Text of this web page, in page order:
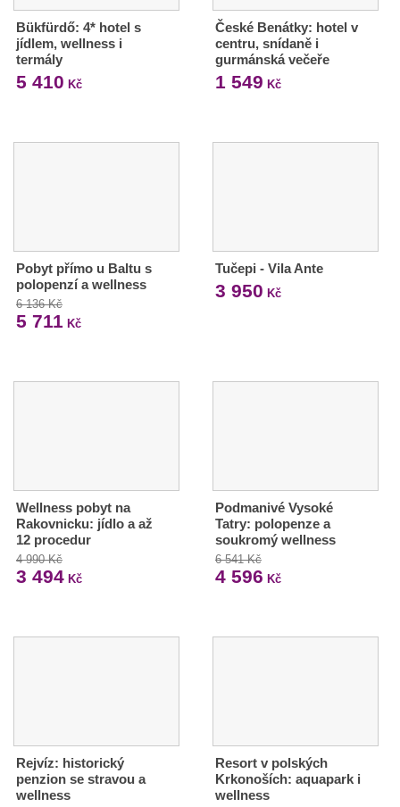
Bükfürdő: 4* hotel s
jídlem, wellness i
termály
5 410 Kč
České Benátky: hotel v
centru, snídaně i
gurmánská večeře
1 549 Kč
Pobyt přímo u Baltu s
polopenzí a wellness
6 136 Kč
5 711 Kč
Tučepi - Vila Ante
3 950 Kč
Wellness pobyt na
Rakovnicku: jídlo a až
12 procedur
4 990 Kč
3 494 Kč
Podmanivé Vysoké
Tatry: polopenze a
soukromý wellness
6 541 Kč
4 596 Kč
Rejvíz: historický
penzion se stravou a
wellness
Resort v polských
Krkonoších: aquapark i
wellness